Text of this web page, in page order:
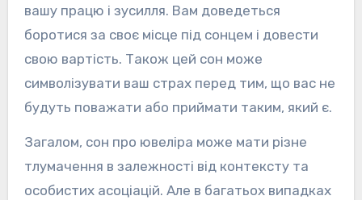
вашу працю і зусилля. Вам доведеться
боротися за своє місце під сонцем і довести
свою вартість. Також цей сон може
символізувати ваш страх перед тим, що вас не
будуть поважати або приймати таким, який є.
Загалом, сон про ювеліра може мати різне
тлумачення в залежності від контексту та
особистих асоціацій. Але в багатьох випадках